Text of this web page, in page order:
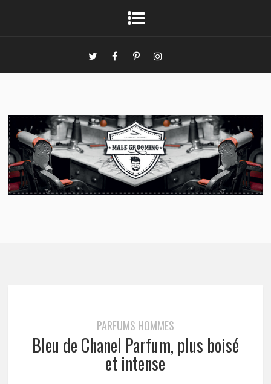
PARFUMS HOMMES
Bleu de Chanel Parfum, plus boisé
et intense